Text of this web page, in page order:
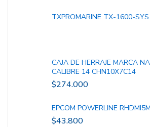
TXPROMARINE TX-1600-SYS
CAJA DE HERRAJE MARCA
CALIBRE 14 CHN10X7C14
$274.000
EPCOM POWERLINE RHDMI5M
$43.800